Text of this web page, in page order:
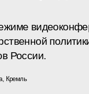
России.
Кремль